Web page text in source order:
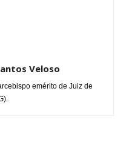
Veloso
emérito de Juiz de